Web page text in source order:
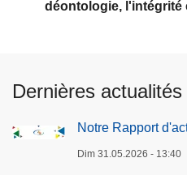
déontologie, l'intégrité
Dernières actualités
Notre Rapport
Dim 31.05.2026 - 13:40